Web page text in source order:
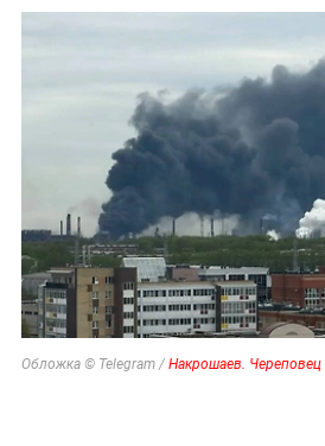
Обложка © Telegram / Накрошаев. Череповец